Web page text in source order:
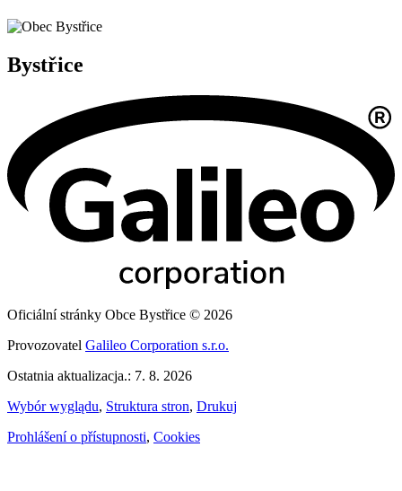
Bystřice
Oficiální stránky Obce Bystřice © 2026
Provozovatel Galileo Corporation s.r.o.
Ostatnia aktualizacja.: 7. 8. 2026
Wybór wyglądu, Struktura stron, Drukuj
Prohlášení o přístupnosti, Cookies